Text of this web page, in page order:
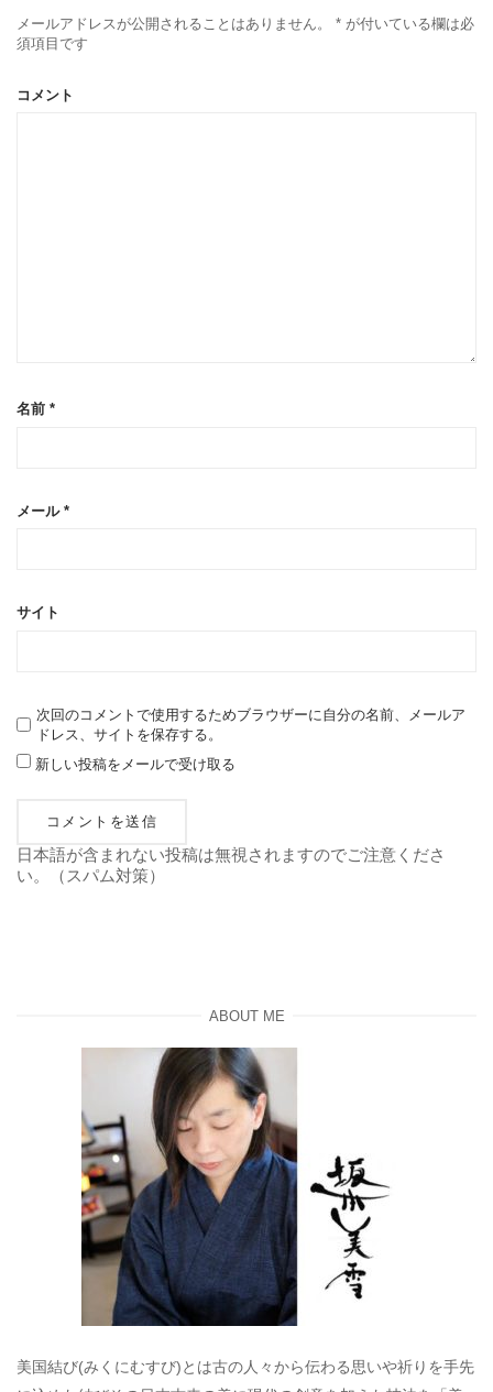
メールアドレスが公開されることはありません。 * が付いている欄は必
須項目です
コメント
名前 *
メール *
サイト
次回のコメントで使用するためブラウザーに自分の名前、メールア
ドレス、サイトを保存する。
新しい投稿をメールで受け取る
日本語が含まれない投稿は無視されますのでご注意くださ
い。（スパム対策）
ABOUT ME
美国結び(みくにむすび)とは古の人々から伝わる思いや祈りを手先